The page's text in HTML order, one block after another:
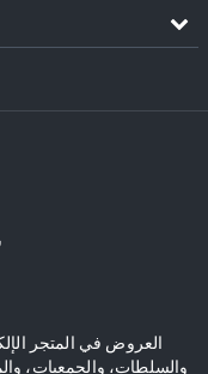
العروض في المتجر